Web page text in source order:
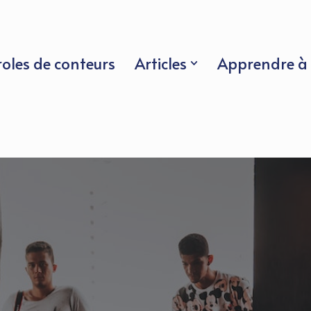
de conteurs Articles
Apprendre